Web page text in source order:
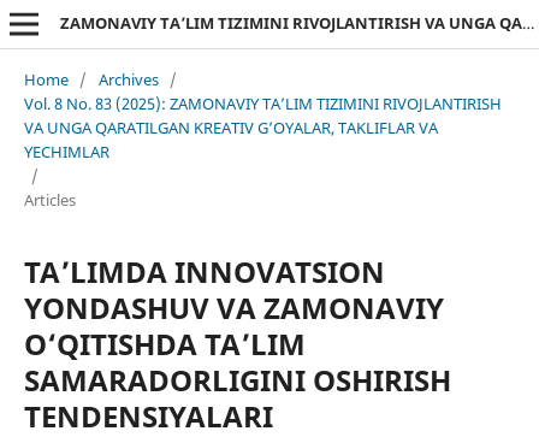
ZAMONAVIY TA’LIM TIZIMINI RIVOJLANTIRISH VA UNGA QARATILGAN KREATIV G’OYALAR, TAKLIFLAR VA YECHIMLAR
Home / Archives /
Vol. 8 No. 83 (2025): ZAMONAVIY TA’LIM TIZIMINI RIVOJLANTIRISH
VA UNGA QARATILGAN KREATIV G’OYALAR, TAKLIFLAR VA
YECHIMLAR
/
Articles
TA’LIMDA INNOVATSION
YONDASHUV VA ZAMONAVIY
О‘QITISHDA TA’LIM
SAMARADORLIGINI OSHIRISH
TENDENSIYALARI